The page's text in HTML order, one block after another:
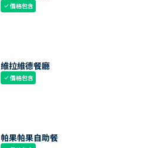
check價格包含
維拉維德餐廳
check價格包含
帕果帕果自助餐